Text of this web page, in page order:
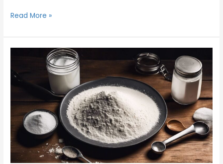
Read More »
per
juiste
dosering
voor
optimale
prestaties